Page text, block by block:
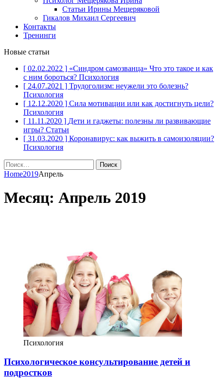
Статьи Ирины Мещеряковой
Гикалов Михаил Сергеевич
Контакты
Тренинги
Новые статьи
[ 02.02.2022 ] «Синдром самозванца» Что это такое и как
с ним бороться? Психология
[ 24.07.2021 ] Трудоголизм: неужели это болезнь?
Психология
[ 12.12.2020 ] Сила мотивации или как достигнуть цели?
Психология
[ 11.11.2020 ] Дети и гаджеты: полезны ли развивающие
игры? Статьи
[ 31.03.2020 ] Коронавирус: как выжить в самоизоляции?
Психология
Найти:
Home2019Апрель
Месяц: Апрель 2019
Психология
Психологическое консультирование детей и
подростков